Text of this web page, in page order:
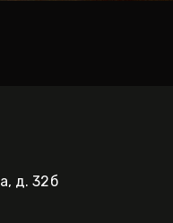
д. 32б